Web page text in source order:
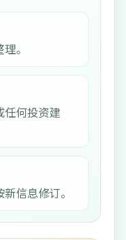
。
任何投资建
信息修订。